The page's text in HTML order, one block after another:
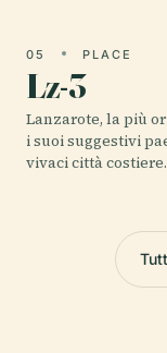
05 PLACE
Lz-3
Lanzarote, la più
i suoi suggestivi
vivaci città costiere.